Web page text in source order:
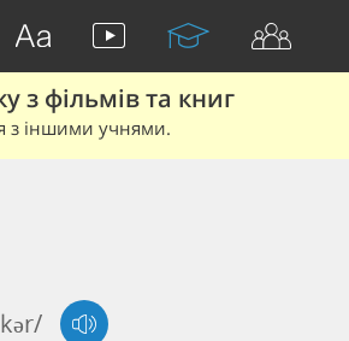
з фільмів та книг
з іншими учнями.